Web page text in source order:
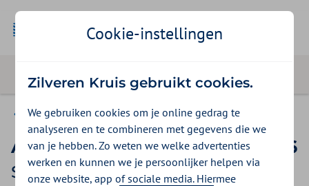
Nieuws
Aanpassing Inkoopbeleid 2026
Stoppen-met-Roken
Cookie-instellingen
Zilveren Kruis gebruikt cookies.
We gebruiken cookies om je online gedrag te
analyseren en te combineren met gegevens die we
van je hebben. Zo weten we welke advertenties
werken en kunnen we je persoonlijker helpen via
onze website, app of sociale media. Hiermee